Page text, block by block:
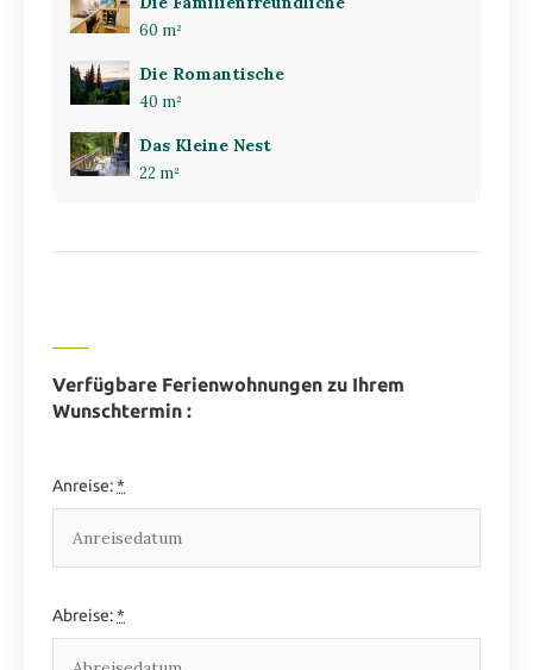
60 m²
Die Romantische
40 m²
Das Kleine Nest
22 m²
Verfügbare Ferienwohnungen zu Ihrem
Wunschtermin :
Anreise:*
Abreise:*